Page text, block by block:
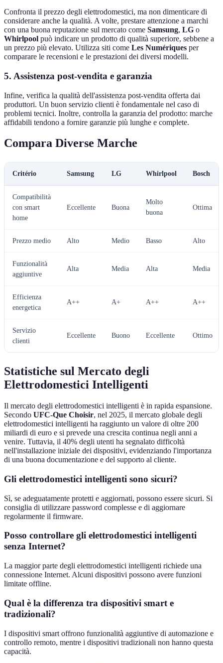
Confronta il prezzo degli elettrodomestici, ma non dimenticare di
considerare anche la qualità. A volte, prestare attenzione a marchi
con una buona reputazione sul mercato come Samsung, LG o
Whirlpool può indicare un prodotto di qualità superiore, sebbene a
un prezzo più elevato. Utilizza siti come Les Numériques per
comparare le recensioni e le prestazioni dei diversi modelli.
5. Assistenza post-vendita e garanzia
Infine, verifica la qualità dell'assistenza post-vendita offerta dai
produttori. Un buon servizio clienti è fondamentale nel caso di
problemi tecnici. Inoltre, controlla la garanzia del prodotto: marche
affidabili tendono a fornire garanzie più lunghe e complete.
Compara Diverse Marche
Critério Samsung LG Whirlpool Bosch
Compatibilità
con smart
home
Eccellente Buona
Molto
buona
Ottima
Prezzo medio Alto Medio Basso Alto
Funzionalità
aggiuntive
Alta Media Alta Media
Efficienza
energetica
A++ A+ A++ A++
Servizio
clienti
Eccellente Buono Eccellente Ottimo
Statistiche sul Mercato degli
Elettrodomestici Intelligenti
Il mercato degli elettrodomestici intelligenti è in rapida espansione.
Secondo UFC-Que Choisir, nel 2025, il mercato globale degli
elettrodomestici intelligenti ha raggiunto un valore di oltre 200
miliardi di euro e si prevede una crescita continua negli anni a
venire. Tuttavia, il 40% degli utenti ha segnalato difficoltà
nell'installazione iniziale dei dispositivi, evidenziando l'importanza
di una buona documentazione e del supporto al cliente.
Gli elettrodomestici intelligenti sono sicuri?
Sì, se adeguatamente protetti e aggiornati, possono essere sicuri. Si
consiglia di utilizzare password complesse e di aggiornare
regolarmente il firmware.
Posso controllare gli elettrodomestici intelligenti
senza Internet?
La maggior parte degli elettrodomestici intelligenti richiede una
connessione Internet. Alcuni dispositivi possono avere funzioni
limitate offline.
Qual è la differenza tra dispositivi smart e
tradizionali?
I dispositivi smart offrono funzionalità aggiuntive di automazione e
controllo remoto, mentre i dispositivi tradizionali non hanno questa
capacità.